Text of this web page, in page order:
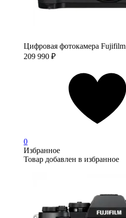
Цифровая фотокамера
209 990 ₽
0
Избранное
Товар добавлен в избранное